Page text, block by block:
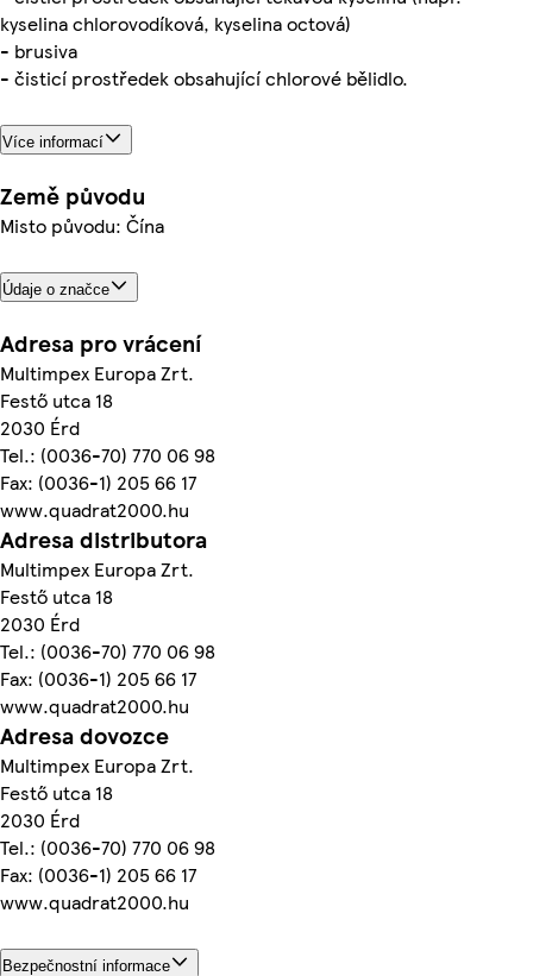
kyselina chlorovodíková, kyselina octová)
- brusiva
- čisticí prostředek obsahující chlorové bělidlo.
Více informací
Země původu
Misto původu: Čína
Údaje o značce
Adresa pro vrácení
Multimpex Europa Zrt.
Festő utca 18
2030 Érd
Tel.: (0036-70) 770 06 98
Fax: (0036-1) 205 66 17
www.quadrat2000.hu
Adresa distributora
Multimpex Europa Zrt.
Festő utca 18
2030 Érd
Tel.: (0036-70) 770 06 98
Fax: (0036-1) 205 66 17
www.quadrat2000.hu
Adresa dovozce
Multimpex Europa Zrt.
Festő utca 18
2030 Érd
Tel.: (0036-70) 770 06 98
Fax: (0036-1) 205 66 17
www.quadrat2000.hu
Bezpečnostní informace